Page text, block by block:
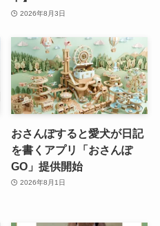
2026年8月3日
おさんぽすると愛犬が日記
を書くアプリ「おさんぽ
GO」提供開始
2026年8月1日